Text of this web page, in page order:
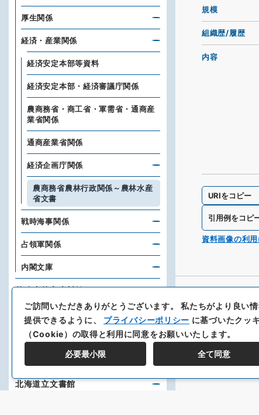
規模
組織歴/履歴
内容
URIをコピー
引用例をコピ
資料画像の利
厚生関係
経済・産業関係
経済安定本部等資料
経済安定本部・経済審議庁関係
農商務省・商工省・軍需省・通商産
業省関係
通商産業省関係
経済企画庁関係
農商務省農林行政関係～農林水産
省文書
戦時海事関係
占領軍関係
内閣文庫
外務省外交史料館
防衛省防衛研究所
琉球大学附属図書館
北海道立図書館
北海道立文書館
ご訪問いただきありがとうございます。私たちがより良い
提供できるように、 プライバシーポリシー に基づいたクッ
（Cookie）の取得と利用に同意をお願いいたします。
必要最小限 全て同意